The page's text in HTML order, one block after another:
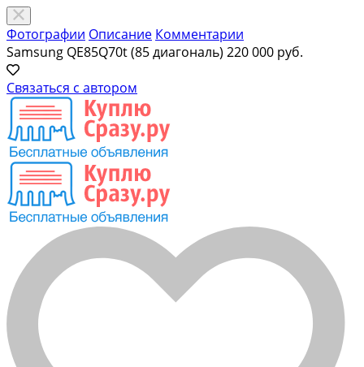
Фотографии Описание Комментарии
Samsung QE85Q70t (85 диагональ) 220 000 руб.
Связаться с автором